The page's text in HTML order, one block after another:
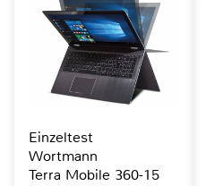
Einzeltest
Wortmann
Terra Mobile 360-15